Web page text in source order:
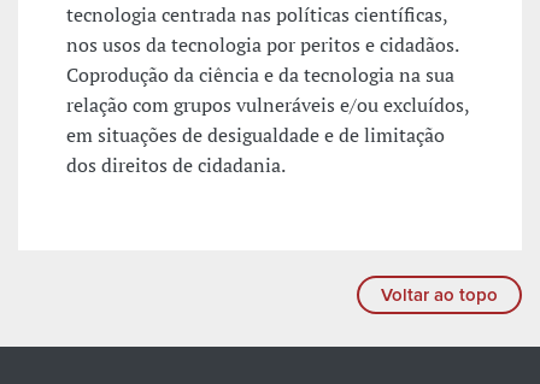
tecnologia centrada nas políticas científicas,
nos usos da tecnologia por peritos e cidadãos.
Coprodução da ciência e da tecnologia na sua
relação com grupos vulneráveis e/ou excluídos,
em situações de desigualdade e de limitação
dos direitos de cidadania.
Voltar ao topo